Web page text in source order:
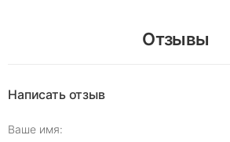
Отзывы
Написать отзыв
Ваше имя: